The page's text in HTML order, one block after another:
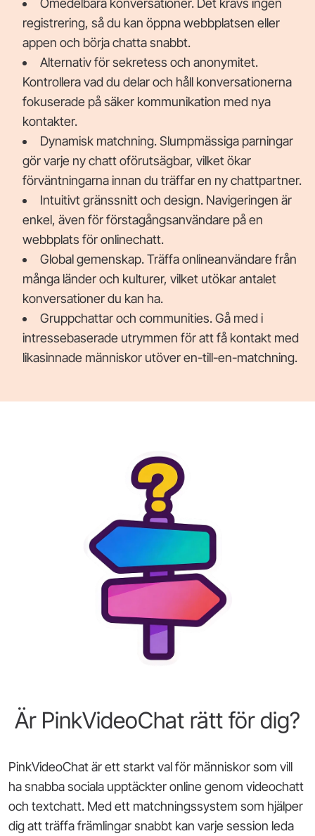
Omedelbara konversationer. Det krävs ingen
registrering, så du kan öppna webbplatsen eller
appen och börja chatta snabbt.
Alternativ för sekretess och anonymitet.
Kontrollera vad du delar och håll konversationerna
fokuserade på säker kommunikation med nya
kontakter.
Dynamisk matchning. Slumpmässiga parningar
gör varje ny chatt oförutsägbar, vilket ökar
förväntningarna innan du träffar en ny chattpartner.
Intuitivt gränssnitt och design. Navigeringen är
enkel, även för förstagångsanvändare på en
webbplats för onlinechatt.
Global gemenskap. Träffa onlineanvändare från
många länder och kulturer, vilket utökar antalet
konversationer du kan ha.
Gruppchattar och communities. Gå med i
intressebaserade utrymmen för att få kontakt med
likasinnade människor utöver en-till-en-matchning.
Är PinkVideoChat rätt för dig?
PinkVideoChat är ett starkt val för människor som vill
ha snabba sociala upptäckter online genom videochatt
och textchatt. Med ett matchningssystem som hjälper
dig att träffa främlingar snabbt kan varje session leda